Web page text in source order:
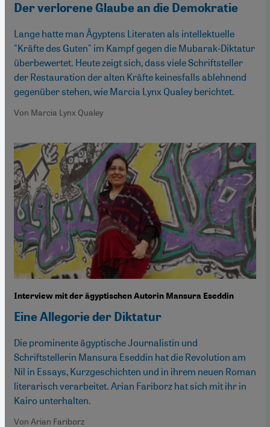
Der verlorene Glaube an die Demokratie
Lange hatte man Ägyptens Literaten als intellektuelle
"Kräfte des Guten" im Kampf gegen die Mubarak-Diktatur
überbewertet. Heute zeigt sich, dass viele Schriftsteller
der Restauration der alten Kräfte keinesfalls ablehnend
gegenüber stehen, wie Marcia Lynx Qualey berichtet.
Von Marcia Lynx Qualey
Interview mit der ägyptischen Autorin Mansura Eseddin
Eine Allegorie der Diktatur
Die prominente ägyptische Journalistin und
Schriftstellerin Mansura Eseddin hat die Revolution am
Nil in Essays, Kurzgeschichten und in ihrem neuen Roman
literarisch verarbeitet. Arian Fariborz hat sich mit ihr in
Kairo unterhalten.
Von Arian Fariborz